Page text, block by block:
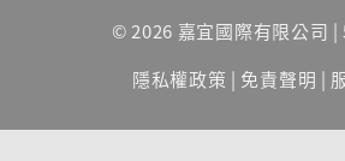
© 2026 嘉宜國際有限公司 |
隱私權政策 | 免責聲明 |